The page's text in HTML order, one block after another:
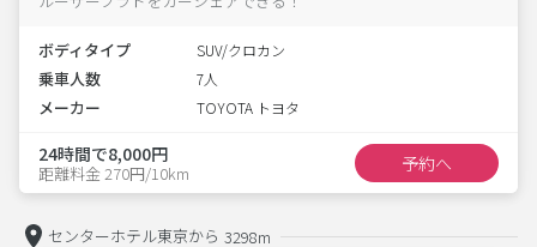
ボディタイプ SUV/クロカン
乗車人数 7人
メーカー TOYOTA トヨタ
24時間で8,000円
距離料金 270円/10km 予約へ
センターホテル東京から 3298m